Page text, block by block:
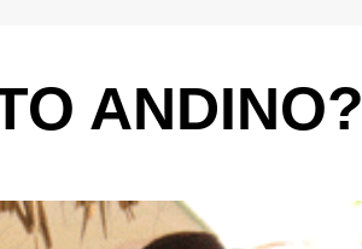
ANDINO?